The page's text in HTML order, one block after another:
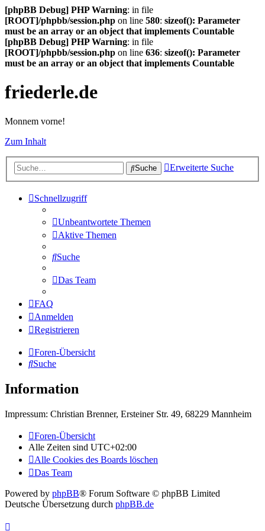
[phpBB Debug] PHP Warning: in file
[ROOT]/phpbb/session.php on line 580: sizeof(): Parameter
must be an array or an object that implements Countable
[phpBB Debug] PHP Warning: in file
[ROOT]/phpbb/session.php on line 636: sizeof(): Parameter
must be an array or an object that implements Countable
friederle.de
Monnem vorne!
Zum Inhalt
Suche Erweiterte Suche
Schnellzugriff
Unbeantwortete Themen
Aktive Themen
Suche
Das Team
FAQ
Anmelden
Registrieren
Foren-Übersicht
Suche
Information
Impressum: Christian Brenner, Ersteiner Str. 49, 68229 Mannheim
Foren-Übersicht
Alle Zeiten sind UTC+02:00
Alle Cookies des Boards löschen
Das Team
Powered by phpBB® Forum Software © phpBB Limited
Deutsche Übersetzung durch phpBB.de